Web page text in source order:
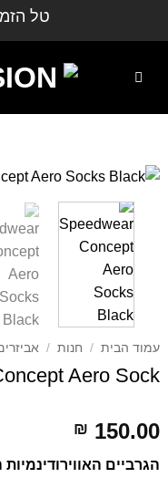
טל
עמוד הבית / חנות /
Aero Sock
₪ 150.00
הגרביים